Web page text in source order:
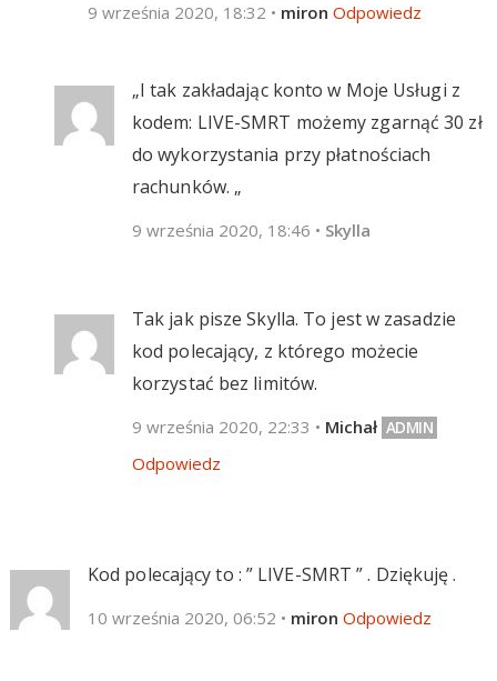
9 września 2020, 18:32 • miron Odpowiedz
„I tak zakładając konto w Moje Usługi z
kodem: LIVE-SMRT możemy zgarnąć 30 zł
do wykorzystania przy płatnościach
rachunków. „
9 września 2020, 18:46 • Skylla
Tak jak pisze Skylla. To jest w zasadzie
kod polecający, z którego możecie
korzystać bez limitów.
9 września 2020, 22:33 • Michał
Odpowiedz
Kod polecający to : ” LIVE-SMRT ” . Dziękuję .
10 września 2020, 06:52 • miron Odpowiedz